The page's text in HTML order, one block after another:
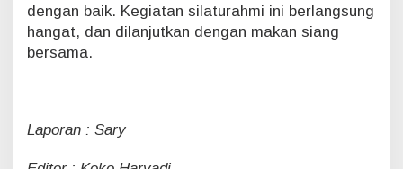
dengan baik. Kegiatan silaturahmi ini berlangsung
hangat, dan dilanjutkan dengan makan siang
bersama.
Laporan : Sary